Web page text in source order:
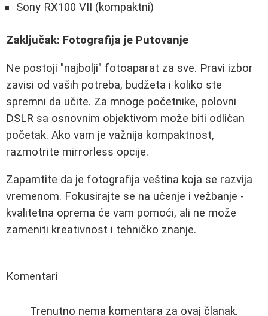
Sony RX100 VII (kompaktni)
Zaključak: Fotografija je Putovanje
Ne postoji "najbolji" fotoaparat za sve. Pravi izbor
zavisi od vaših potreba, budžeta i koliko ste
spremni da učite. Za mnoge početnike, polovni
DSLR sa osnovnim objektivom može biti odličan
početak. Ako vam je važnija kompaktnost,
razmotrite mirrorless opcije.
Zapamtite da je fotografija veština koja se razvija
vremenom. Fokusirajte se na učenje i vežbanje -
kvalitetna oprema će vam pomoći, ali ne može
zameniti kreativnost i tehničko znanje.
Komentari
Trenutno nema komentara za ovaj članak.